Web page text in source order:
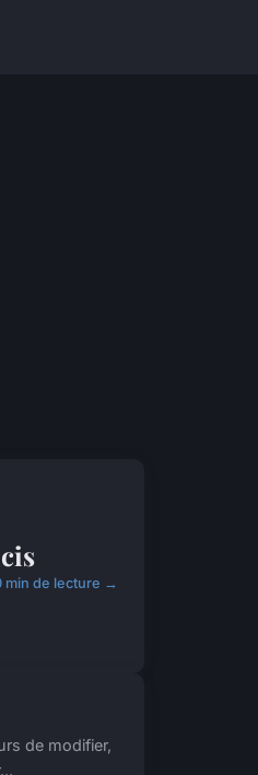
min de lecture →
de modifier,